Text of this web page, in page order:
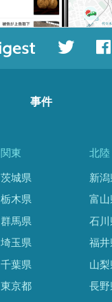
事件
関東
茨城県
栃木県
群馬県
埼玉県
千葉県
東京都
北陸
新潟
富山
石川
福井
山梨
長野